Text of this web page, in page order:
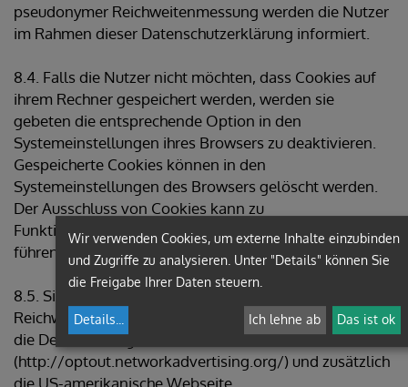
pseudonymer Reichweitenmessung werden die Nutzer
im Rahmen dieser Datenschutzerklärung informiert.
8.4. Falls die Nutzer nicht möchten, dass Cookies auf
ihrem Rechner gespeichert werden, werden sie
gebeten die entsprechende Option in den
Systemeinstellungen ihres Browsers zu deaktivieren.
Gespeicherte Cookies können in den
Systemeinstellungen des Browsers gelöscht werden.
Der Ausschluss von Cookies kann zu
Funktionseinschränkungen dieses Onlineangebotes
führen.
8.5. Sie können dem Einsatz von Cookies, die der
Reichweitenmessung und Werbezwecken dienen, über
die Deaktivierungsseite der Netzwerkwerbeinitiative
(http://optout.networkadvertising.org/) und zusätzlich
die US-amerikanische Webseite
Wir verwenden Cookies, um externe Inhalte einzubinden
und Zugriffe zu analysieren. Unter "Details" können Sie
die Freigabe Ihrer Daten steuern.
Details Ich lehne ab Das ist ok